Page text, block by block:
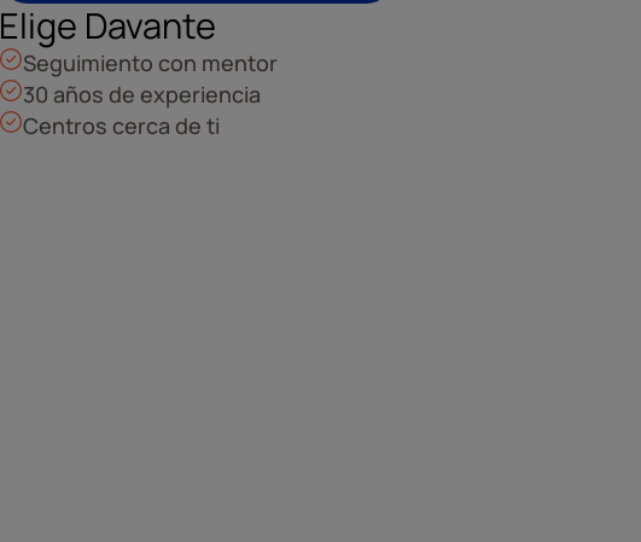
Elige Davante
Seguimiento con mentor
30 años de experiencia
Centros cerca de ti